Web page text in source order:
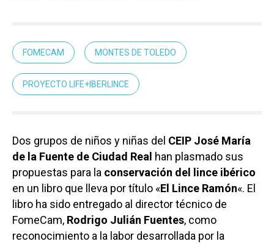
FOMECAM MONTES DE TOLEDO
PROYECTO LIFE+IBERLINCE
Dos grupos de niños y niñas del CEIP José María
de la Fuente de Ciudad Real han plasmado sus
propuestas para la conservación del lince ibérico
en un libro que lleva por título «El Lince Ramón«. El
libro ha sido entregado al director técnico de
FomeCam, Rodrigo Julián Fuentes, como
reconocimiento a la labor desarrollada por la